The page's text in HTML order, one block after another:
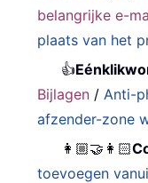
belangrijke e-
plaats van het
👍
Bijlagen / Anti-
afzender-zone
👩🏼‍🤝‍👩🏻
toevoegen